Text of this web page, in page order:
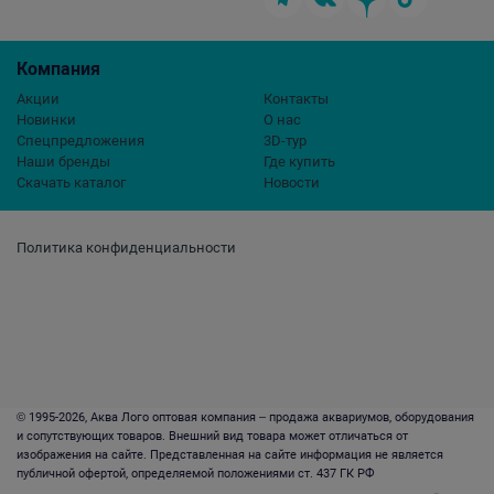
Политика конфиденциальности
Компания
Акции
Новинки
Спецпредложения
Наши бренды
Скачать каталог
Контакты
О нас
3D-тур
Где купить
Новости
© 1995-2026, Аква Лого оптовая компания – продажа аквариумов, оборудования
и сопутствующих товаров. Внешний вид товара может отличаться от
изображения на сайте. Представленная на сайте информация не является
публичной офертой, определяемой положениями ст. 437 ГК РФ